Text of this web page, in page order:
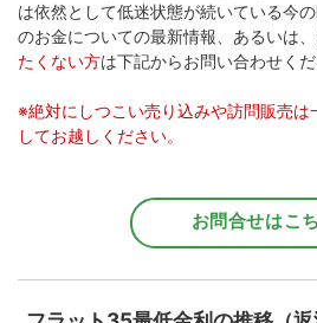
は依然として低迷状態が続いている今
のお金についての最新情報、あるいは
たくない方は下記からお問い合わせくだ
※絶対にしつこい売り込みや訪問販売
してお越しください。
お問合せはこ